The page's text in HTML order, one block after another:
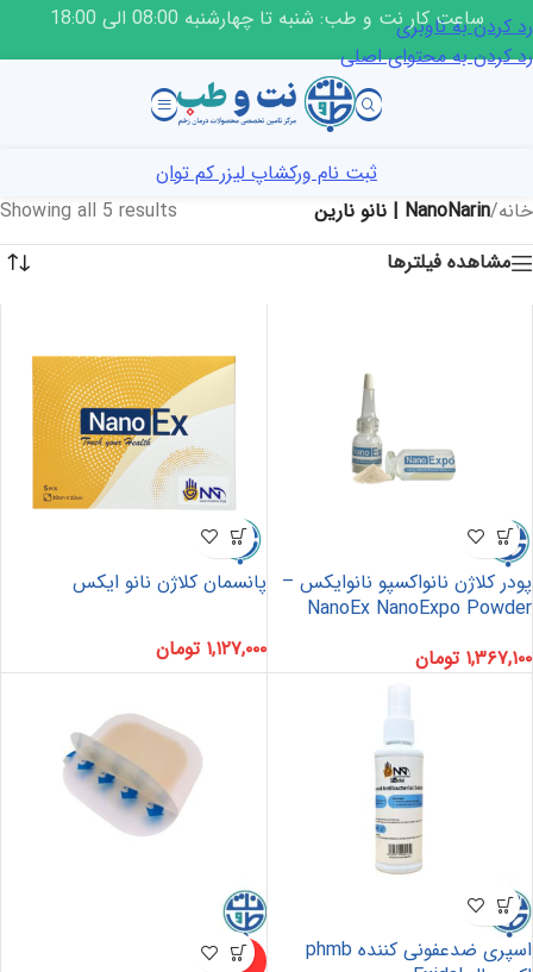
رد کردن به ناوبری
رد کردن به محتوای اصلی
ساعت کار نت و طب: شنبه تا چهارشنبه 08:00 الی 18:00
ثبت نام ورکشاپ لیزر کم توان
خانه/NanoNarin | نانو نارین
Showing all 5 results
مشاهده فیلترها
پودر کلاژن نانواکسپو نانوایکس –
NanoEx NanoExpo Powder
۱,۳۶۷,۱۰۰ تومان
پانسمان کلاژن نانو ایکس
۱,۱۲۷,۰۰۰ تومان
اسپری ضدعفونی کننده phmb
ناموجو